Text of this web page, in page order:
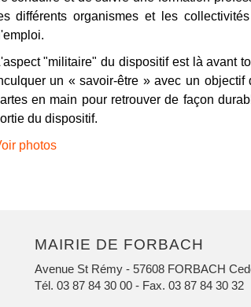
différents organismes et les
"militaire" du dispositif est là avant
un « savoir-être » avec un
en main pour retrouver de façon
du dispositif.
photos
MAIRIE DE FORBACH
Avenue St Rémy - 57608 FORBACH
Tél. 03 87 84 30 00 - Fax. 03 87 84 30 32